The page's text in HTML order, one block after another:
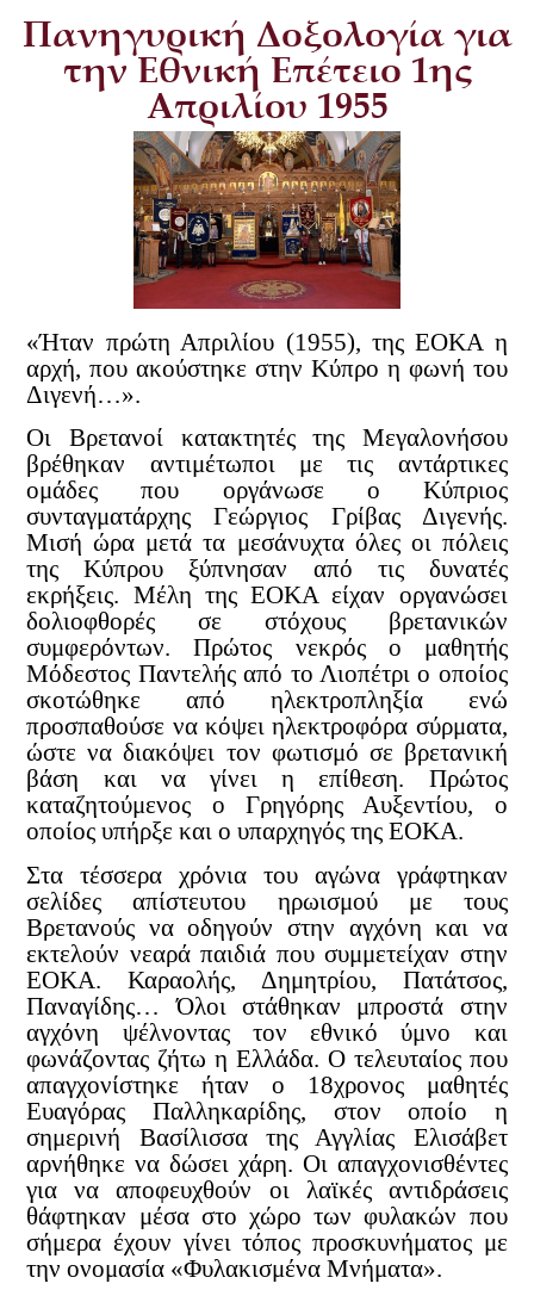
Πανηγυρική Δοξολογία για
την Εθνική Επέτειο 1ης
Απριλίου 1955
«Ήταν πρώτη Απριλίου (1955), της ΕΟΚΑ η
αρχή, που ακούστηκε στην Κύπρο η φωνή του
Διγενή…».
Οι Βρετανοί κατακτητές της Μεγαλονήσου
βρέθηκαν αντιμέτωποι με τις αντάρτικες
ομάδες που οργάνωσε ο Κύπριος
συνταγματάρχης Γεώργιος Γρίβας Διγενής.
Μισή ώρα μετά τα μεσάνυχτα όλες οι πόλεις
της Κύπρου ξύπνησαν από τις δυνατές
εκρήξεις. Μέλη της ΕΟΚΑ είχαν οργανώσει
δολιοφθορές σε στόχους βρετανικών
συμφερόντων. Πρώτος νεκρός ο μαθητής
Μόδεστος Παντελής από το Λιοπέτρι ο οποίος
σκοτώθηκε από ηλεκτροπληξία ενώ
προσπαθούσε να κόψει ηλεκτροφόρα σύρματα,
ώστε να διακόψει τον φωτισμό σε βρετανική
βάση και να γίνει η επίθεση. Πρώτος
καταζητούμενος ο Γρηγόρης Αυξεντίου, ο
οποίος υπήρξε και ο υπαρχηγός της ΕΟΚΑ.
Στα τέσσερα χρόνια του αγώνα γράφτηκαν
σελίδες απίστευτου ηρωισμού με τους
Βρετανούς να οδηγούν στην αγχόνη και να
εκτελούν νεαρά παιδιά που συμμετείχαν στην
ΕΟΚΑ. Καραολής, Δημητρίου, Πατάτσος,
Παναγίδης… Όλοι στάθηκαν μπροστά στην
αγχόνη ψέλνοντας τον εθνικό ύμνο και
φωνάζοντας ζήτω η Ελλάδα. Ο τελευταίος που
απαγχονίστηκε ήταν ο 18χρονος μαθητές
Ευαγόρας Παλληκαρίδης, στον οποίο η
σημερινή Βασίλισσα της Αγγλίας Ελισάβετ
αρνήθηκε να δώσει χάρη. Οι απαγχονισθέντες
για να αποφευχθούν οι λαϊκές αντιδράσεις
θάφτηκαν μέσα στο χώρο των φυλακών που
σήμερα έχουν γίνει τόπος προσκυνήματος με
την ονομασία «Φυλακισμένα Μνήματα».